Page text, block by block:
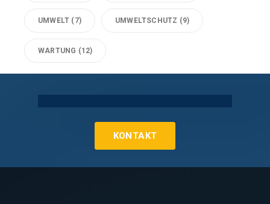
UMWELT (7) UMWELTSCHUTZ (9)
WARTUNG (12)
KONTAKT